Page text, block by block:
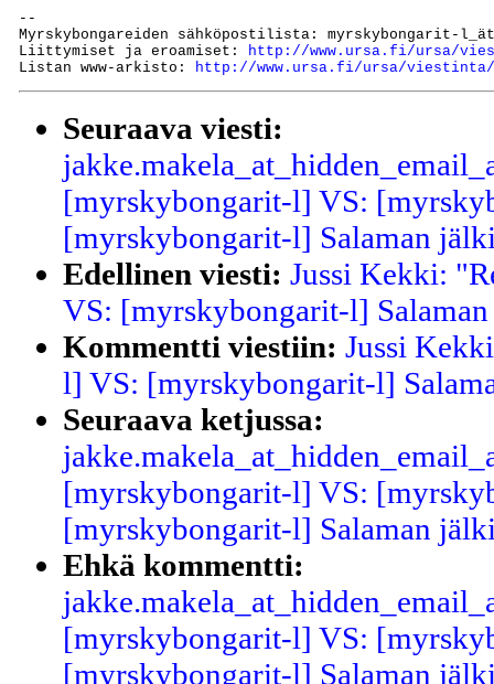
--
Myrskybongareiden sähköpostilista: myrskybongarit-
Liittymiset ja eroamiset:
http://www.ursa.fi/ursa/
Listan www-arkisto:
http://www.ursa.fi/ursa/viestinta/
Seuraava viesti:
[myrskybongarit-l] VS:
[myrskybongarit-l] Salaman
Edellinen viesti: Jussi Kekki:
VS: [myrskybongarit-l]
Kommentti viestiin: Jussi
l] VS: [myrskybongarit-l]
Seuraava ketjussa:
[myrskybongarit-l] VS:
[myrskybongarit-l] Salaman
Ehkä kommentti:
[myrskybongarit-l] VS:
[myrskybongarit-l] Salaman